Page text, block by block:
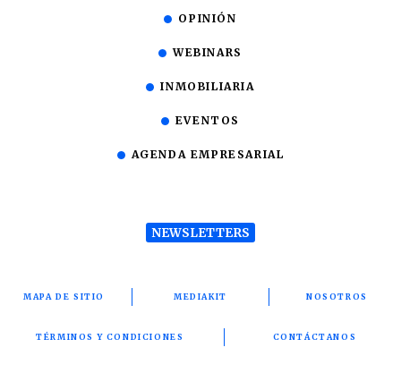
OPINIÓN
WEBINARS
INMOBILIARIA
EVENTOS
AGENDA EMPRESARIAL
NEWSLETTERS
MAPA DE SITIO MEDIAKIT NOSOTROS
TÉRMINOS Y CONDICIONES CONTÁCTANOS